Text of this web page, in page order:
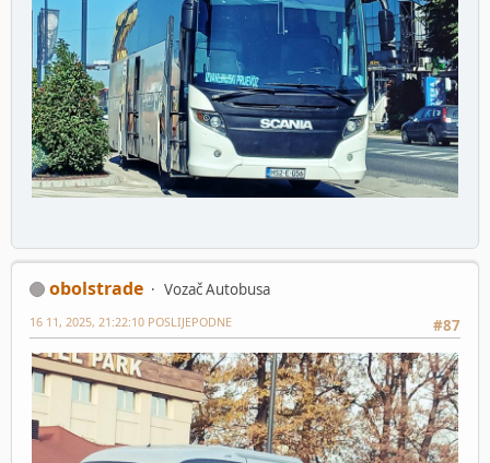
obolstrade
Vozač Autobusa
#87
16 11, 2025, 21:22:10 POSLIJEPODNE